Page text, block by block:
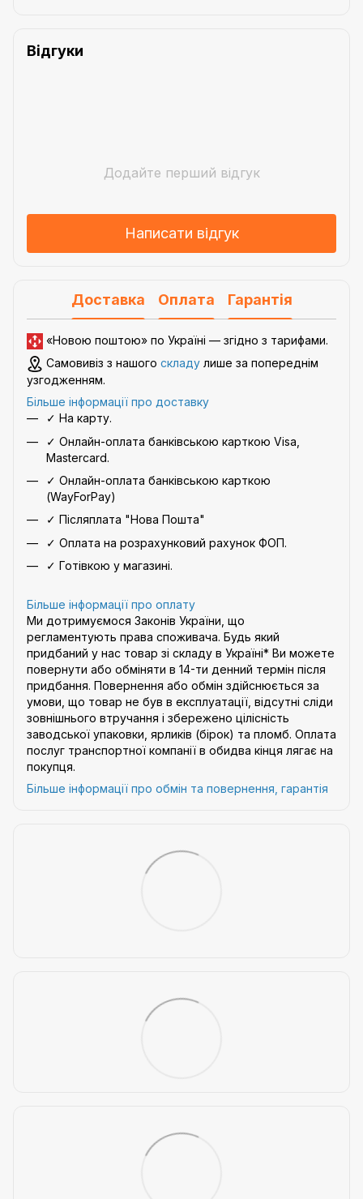
Відгуки
Додайте перший відгук
Написати відгук
Доставка Оплата Гарантія
«Новою поштою» по Україні — згідно з тарифами.
Самовивіз з нашого складу лише за попереднім
узгодженням.
Більше інформації про доставку
✓ На карту.
✓ Онлайн-оплата банківською карткою Visa,
Mastercard.
✓ Онлайн-оплата банківською карткою
(WayForPay)
✓ Післяплата "Нова Пошта"
✓ Оплата на розрахунковий рахунок ФОП.
✓ Готівкою у магазині.
Більше інформації про оплату
Ми дотримуємося Законів України, що
регламентують права споживача. Будь який
придбаний у нас товар зі складу в Україні* Ви можете
повернути або обміняти в 14-ти денний термін після
придбання. Повернення або обмін здійснюється за
умови, що товар не був в експлуатації, відсутні сліди
зовнішнього втручання і збережено цілісність
заводської упаковки, ярликів (бірок) та пломб. Оплата
послуг транспортної компанії в обидва кінця лягає на
покупця.
Більше інформації про обмін та повернення, гарантія